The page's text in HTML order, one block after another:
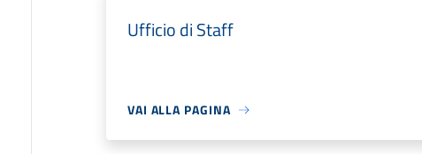
Ufficio di Staff
VAI ALLA PAGINA